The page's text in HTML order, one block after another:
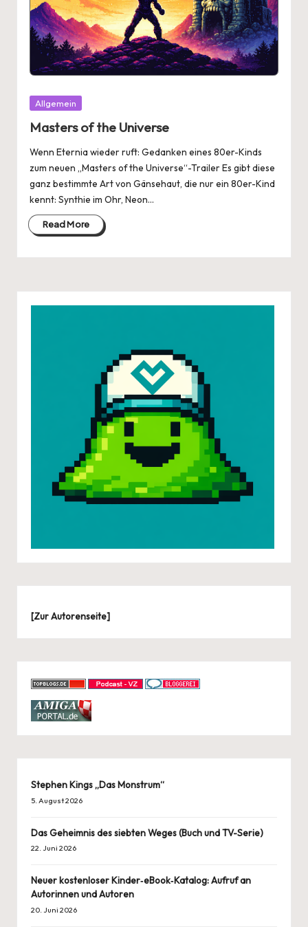
Posted
Allgemein
Masters of the Universe
Wenn Eternia wieder ruft: Gedanken eines 80er-Kinds
zum neuen „Masters of the Universe“-Trailer Es gibt diese
ganz bestimmte Art von Gänsehaut, die nur ein 80er-Kind
kennt: Synthie im Ohr, Neon…
Read More
[Zur Autorenseite]
Stephen Kings „Das Monstrum“
5. August 2026
Das Geheimnis des siebten Weges (Buch und TV-Serie)
22. Juni 2026
Neuer kostenloser Kinder‑eBook‑Katalog: Aufruf an
Autorinnen und Autoren
20. Juni 2026